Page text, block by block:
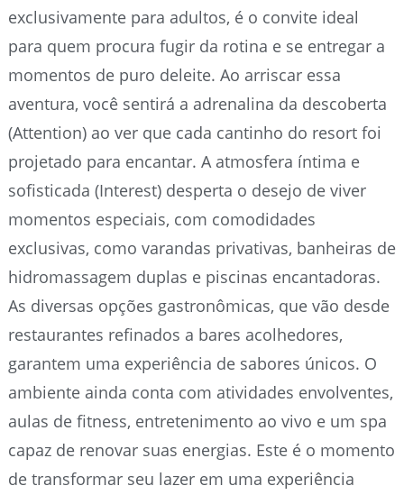
exclusivamente para adultos, é o convite ideal
para quem procura fugir da rotina e se entregar a
momentos de puro deleite. Ao arriscar essa
aventura, você sentirá a adrenalina da descoberta
(Attention) ao ver que cada cantinho do resort foi
projetado para encantar. A atmosfera íntima e
sofisticada (Interest) desperta o desejo de viver
momentos especiais, com comodidades
exclusivas, como varandas privativas, banheiras de
hidromassagem duplas e piscinas encantadoras.
As diversas opções gastronômicas, que vão desde
restaurantes refinados a bares acolhedores,
garantem uma experiência de sabores únicos. O
ambiente ainda conta com atividades envolventes,
aulas de fitness, entretenimento ao vivo e um spa
capaz de renovar suas energias. Este é o momento
de transformar seu lazer em uma experiência